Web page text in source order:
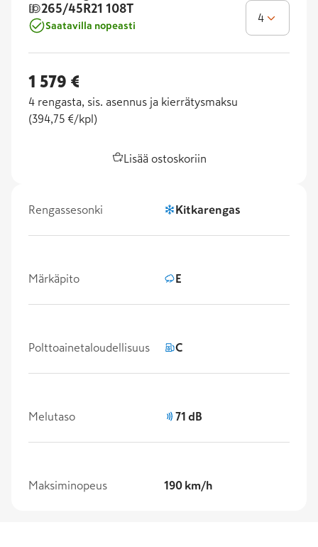
265/45R21 108T
Saatavilla nopeasti
4
1 579 €
4 rengasta, sis. asennus ja kierrätysmaksu
(394,75 €/kpl )
Lisää ostoskoriin
Rengassesonki Kitkarengas
Märkäpito E
Polttoainetaloudellisuus C
Melutaso 71 dB
Maksiminopeus 190 km/h